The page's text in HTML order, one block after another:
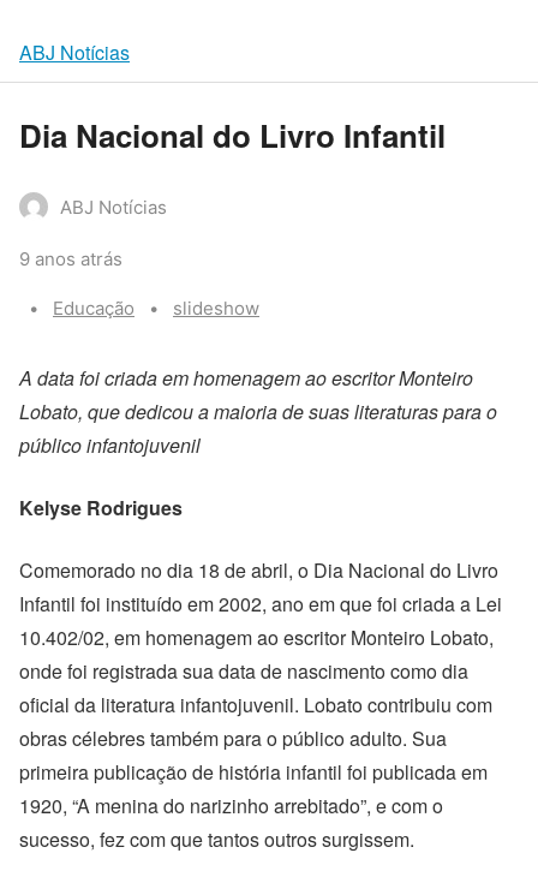
ABJ Notícias
Dia Nacional do Livro Infantil
ABJ Notícias
9 anos atrás
Categories:
Educação Tags:
slideshow
A data foi criada em homenagem ao escritor Monteiro
Lobato, que dedicou a maioria de suas literaturas para o
público infantojuvenil
Kelyse Rodrigues
Comemorado no dia 18 de abril, o Dia Nacional do Livro
Infantil foi instituído em 2002, ano em que foi criada a Lei
10.402/02, em homenagem ao escritor Monteiro Lobato,
onde foi registrada sua data de nascimento como dia
oficial da literatura infantojuvenil. Lobato contribuiu com
obras célebres também para o público adulto. Sua
primeira publicação de história infantil foi publicada em
1920, “A menina do narizinho arrebitado”, e com o
sucesso, fez com que tantos outros surgissem.